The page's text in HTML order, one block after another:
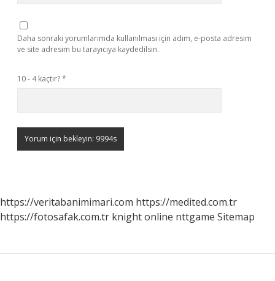
Daha sonraki yorumlarımda kullanılması için adım, e-posta adresim
ve site adresim bu tarayıcıya kaydedilsin.
10 - 4 kaçtır?*
https://veritabanimimari.com https://medited.com.tr
https://fotosafak.com.tr knight online nttgame Sitemap